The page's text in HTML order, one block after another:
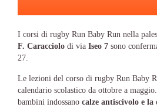
I corsi di rugby Run Baby Run nella
F. Caracciolo di via Iseo 7 sono
27.
Le lezioni del corso di rugby Run Baby
calendario scolastico da ottobre a
bambini indossano calze antiscivolo e la